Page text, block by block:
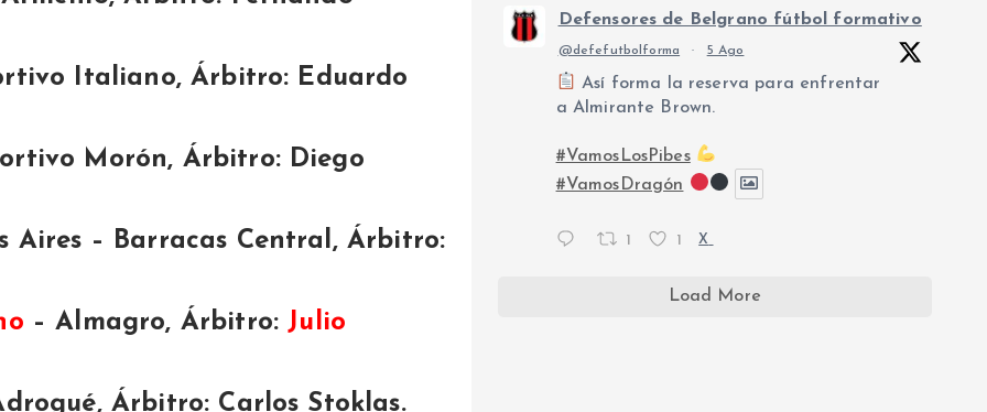
Italiano, Árbitro: Eduardo
Morón, Árbitro: Diego
Aires – Barracas Central, Árbitro:
– Almagro, Árbitro:Julio
Árbitro: Carlos Stoklas.
Defensores de Belgrano fútbol formativo
@defefutbolforma · 5 Ago
Así forma la reserva para enfrentar
a Almirante Brown.
#VamosLosPibes
#VamosDragón
1 1 X
Load More